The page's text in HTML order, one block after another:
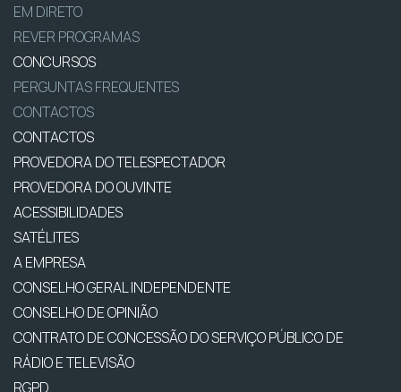
EM DIRETO
REVER PROGRAMAS
CONCURSOS
PERGUNTAS FREQUENTES
CONTACTOS
CONTACTOS
PROVEDORA DO TELESPECTADOR
PROVEDORA DO OUVINTE
ACESSIBILIDADES
SATÉLITES
A EMPRESA
CONSELHO GERAL INDEPENDENTE
CONSELHO DE OPINIÃO
CONTRATO DE CONCESSÃO DO SERVIÇO PÚBLICO DE
RÁDIO E TELEVISÃO
RGPD